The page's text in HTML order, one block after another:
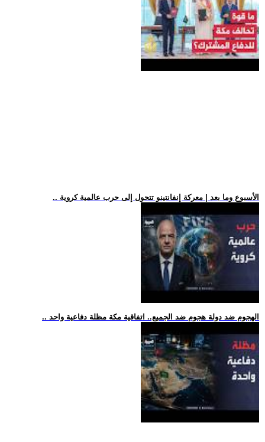
.. الأسبوع وما بعد | معركة إنفانتينو تتحول إلى حرب عالمية كروية
.. الهجوم ضد دولة هجوم ضد الجميع.. اتفاقية مكة مظلة دفاعية واحد